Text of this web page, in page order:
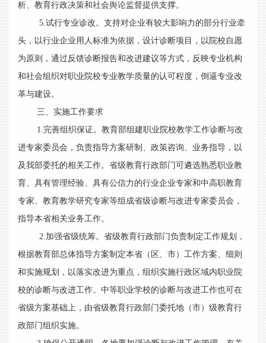
析、教育行政决策和社会舆论监督提供支撑。
5.试行专业诊改。支持对企业有较大影响力的部分行业牵
头，以行业企业用人标准为依据，设计诊断项目，以院校自愿
为原则，通过反馈诊断报告和改进建议等方式，反映专业机构
和社会组织对职业院校专业教学质量的认可程度，倒逼专业改
革与建设。
三、实施工作要求
1.完善组织保证。教育部组建职业院校教学工作诊断与改
进专家委员会，负责指导方案研制、政策咨询、业务指导，以
及我部委托的相关工作。省级教育行政部门可遴选熟悉职业教
育、具有管理经验、具有公信力的行业企业专家和中高职教育
专家、教育教学研究专家等组成省级诊断与改进专家委员会，
指导本省相关业务工作。
2.加强省级统筹。省级教育行政部门负责制定工作规划，
根据教育部总体指导方案制定本省（区、市）工作方案、细则
和实施规划，以落实改进为重点，组织实施行政区域内职业院
校的诊断与改进工作。中等职业学校的诊断与改进工作也可在
省级方案基础上，由省级教育行政部门委托地（市）级教育行
政部门组织实施。